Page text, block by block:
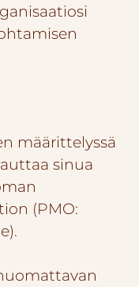
määrittelyssä
sinua
(PMO: